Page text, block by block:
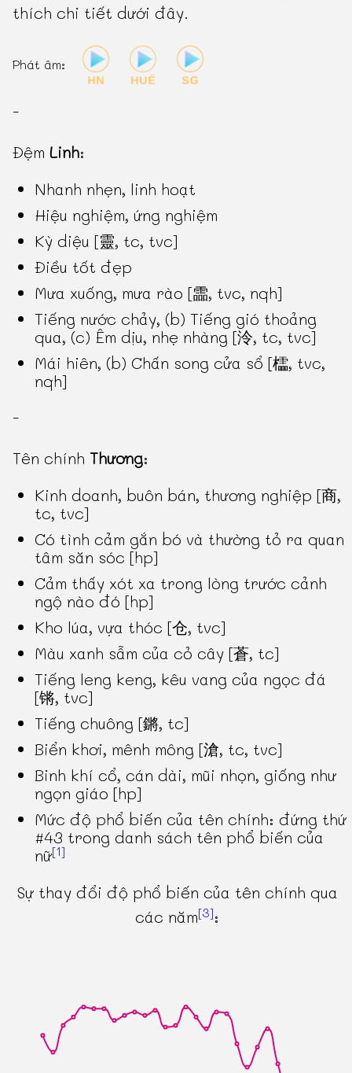
thích chi tiết dưới đây.
Phát âm:
-
ĐệmLinh:
Nhanh nhẹn, linh hoạt
Hiệu nghiệm, ứng nghiệm
Kỳ diệu [靈, tc, tvc]
Điều tốt đẹp
Mưa xuống, mưa rào [霝, tvc, nqh]
Tiếng nước chảy, (b) Tiếng gió thoảng
qua, (c) Êm dịu, nhẹ nhàng [泠, tc, tvc]
Mái hiên, (b) Chấn song cửa sổ [櫺, tvc,
nqh]
-
Tên chính Thương:
Kinh doanh, buôn bán, thương nghiệp [商,
tc, tvc]
Có tình cảm gắn bó và thường tỏ ra quan
tâm săn sóc [hp]
Cảm thấy xót xa trong lòng trước cảnh
ngộ nào đó [hp]
Kho lúa, vựa thóc [仓, tvc]
Màu xanh sẫm của cỏ cây [蒼, tc]
Tiếng leng keng, kêu vang của ngọc đá
[锵, tvc]
Tiếng chuông [鏘, tc]
Biển khơi, mênh mông [滄, tc, tvc]
Binh khí cổ, cán dài, mũi nhọn, giống như
ngọn giáo [hp]
Mức độ phổ biến của tên chính: đứng thứ
#43 trong danh sách tên phổ biến của
nữ[1]
Sự thay đổi độ phổ biến của tên chính qua
các năm[3]: